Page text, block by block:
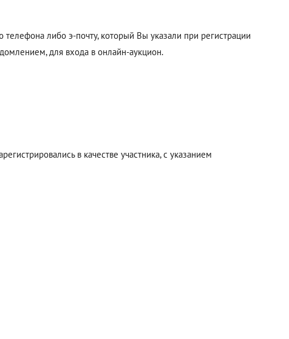
либо э-почту, который Вы указали при регистрации
для входа в онлайн-аукцион.
в качестве участника, с указанием